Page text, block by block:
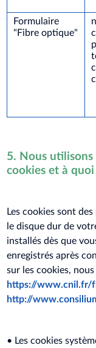
Formulaire
"Fibre optique"
5. Nous utilisons
cookies et à
Les cookies sont
le disque dur de
installés dès que
enregistrés après
sur les cookies,
https://www.cnil.fr/
http://
• Les cookies